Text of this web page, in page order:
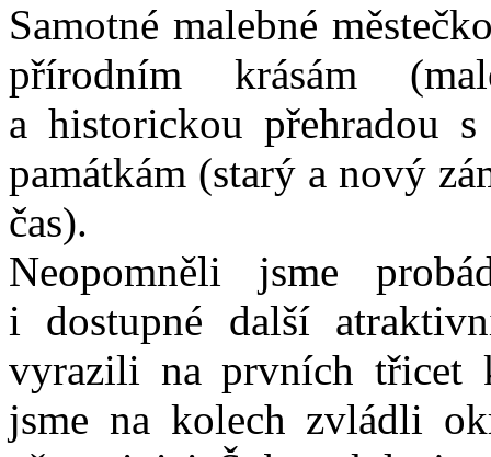
Samotné malebné
přírodním krásám
a historickou přehradou
památkám (starý a nový
čas).
Neopomněli jsme
i dostupné další
vyrazili na prvních třicet
jsme na kolech zvládli